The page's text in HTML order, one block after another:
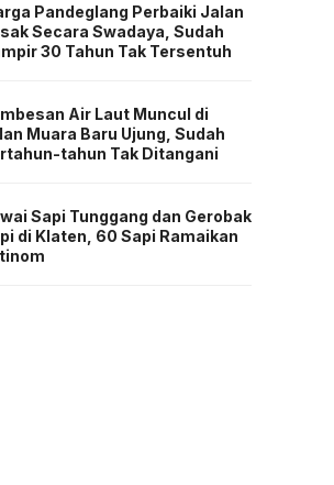
Pandeglang Perbaiki Jalan
Secara Swadaya, Sudah
30 Tahun Tak Tersentuh
Air Laut Muncul di
Muara Baru Ujung, Sudah
tahun Tak Ditangani
Sapi Tunggang dan Gerobak
di Klaten, 60 Sapi Ramaikan